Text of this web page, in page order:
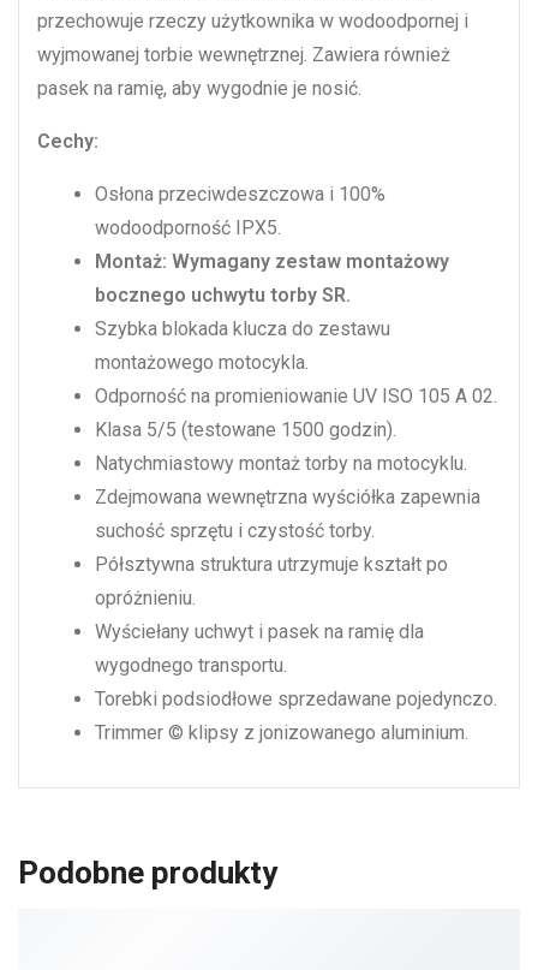
przechowuje rzeczy użytkownika w wodoodpornej i
wyjmowanej torbie wewnętrznej. Zawiera również
pasek na ramię, aby wygodnie je nosić.
Cechy:
Osłona przeciwdeszczowa i 100%
wodoodporność IPX5.
Montaż: Wymagany zestaw montażowy
bocznego uchwytu torby SR.
Szybka blokada klucza do zestawu
montażowego motocykla.
Odporność na promieniowanie UV ISO 105 A 02.
Klasa 5/5 (testowane 1500 godzin).
Natychmiastowy montaż torby na motocyklu.
Zdejmowana wewnętrzna wyściółka zapewnia
suchość sprzętu i czystość torby.
Półsztywna struktura utrzymuje kształt po
opróżnieniu.
Wyściełany uchwyt i pasek na ramię dla
wygodnego transportu.
Torebki podsiodłowe sprzedawane pojedynczo.
Trimmer © klipsy z jonizowanego aluminium.
Podobne produkty